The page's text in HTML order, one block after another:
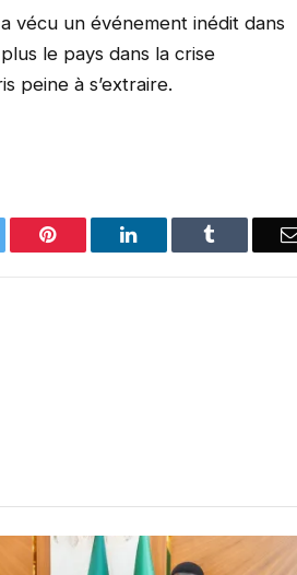
vécu un événement inédit dans
le pays dans la crise
peine à s’extraire.
Pinterest LinkedIn